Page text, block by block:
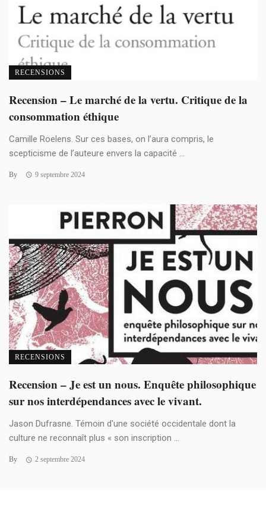
RECENSIONS
Recension – Le marché de la vertu. Critique de la
consommation éthique
Camille Roelens. Sur ces bases, on l’aura compris, le
scepticisme de l’auteure envers la capacité ...
By 9 septembre 2024
RECENSIONS
Recension – Je est un nous. Enquête philosophique
sur nos interdépendances avec le vivant.
Jason Dufrasne. Témoin d'une société occidentale dont la
culture ne reconnaît plus « son inscription ...
By 2 septembre 2024